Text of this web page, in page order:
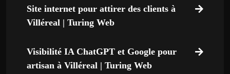
Site internet pour attirer des clients à
Villéreal | Turing Web
Visibilité IA ChatGPT et Google pour
artisan à Villéreal | Turing Web